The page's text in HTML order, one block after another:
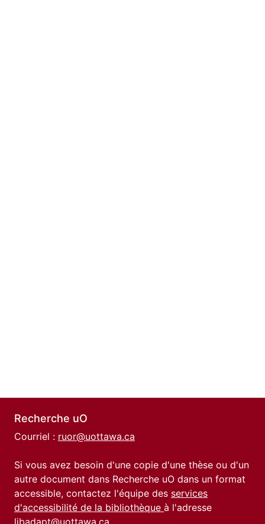
Recherche uO
Courriel : ruor@uottawa.ca
Si vous avez besoin d'une copie d'une thèse ou d'un
autre document dans Recherche uO dans un format
accessible, contactez l'équipe des services
d'accessibilité de la bibliothèque à l'adresse
libadapt@uottawa.ca